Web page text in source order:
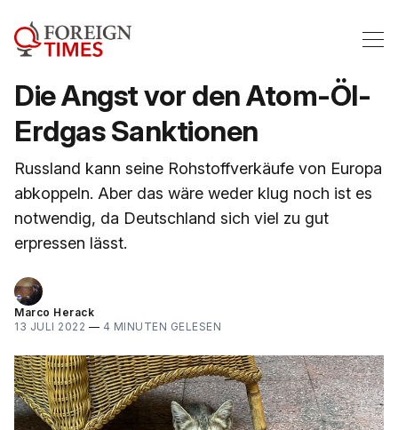
Die Angst vor den Atom-Öl-
Erdgas Sanktionen
Russland kann seine Rohstoffverkäufe von Europa
abkoppeln. Aber das wäre weder klug noch ist es
notwendig, da Deutschland sich viel zu gut
erpressen lässt.
Marco Herack
13 JULI 2022 — 4 MINUTEN GELESEN